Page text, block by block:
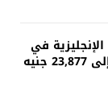
في
اتصالات مصر براتب يصل إلى 23,877 جنيه